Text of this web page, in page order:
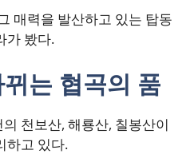
매력을 발산하고 있는 탑동
가 봤다.
는 협곡의 품
천보산, 해룡산, 칠봉산이
하고 있다.